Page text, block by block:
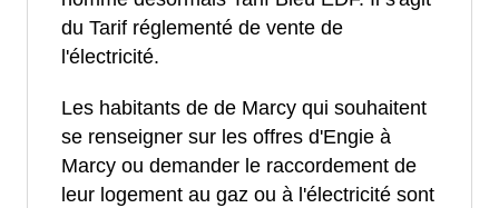
du Tarif réglementé de vente de
l'électricité.
Les habitants de de Marcy qui souhaitent
se renseigner sur les offres d'Engie à
Marcy ou demander le raccordement de
leur logement au gaz ou à l'électricité sont